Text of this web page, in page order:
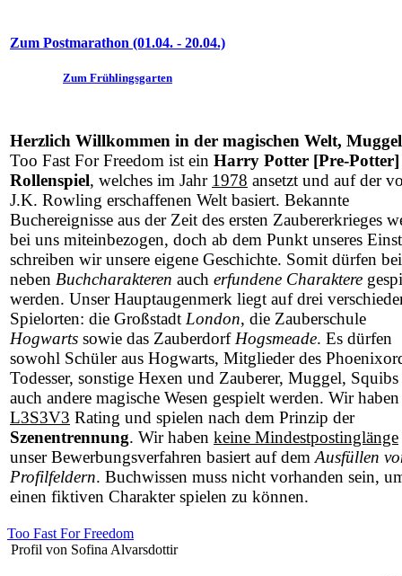
Zum Postmarathon (01.04. - 20.04.)
Zum Frühlingsgarten
Herzlich Willkommen in der magischen Welt, Muggel
Too Fast For Freedom ist ein Harry Potter [Pre-Potter]
Rollenspiel, welches im Jahr 1978 ansetzt und auf der
J.K. Rowling erschaffenen Welt basiert. Bekannte
Buchereignisse aus der Zeit des ersten Zaubererkrieges
bei uns miteinbezogen, doch ab dem Punkt unseres
schreiben wir unsere eigene Geschichte. Somit dürfen
neben Buchcharakteren auch erfundene Charaktere
werden. Unser Hauptaugenmerk liegt auf drei
Spielorten: die Großstadt London, die Zauberschule
Hogwarts sowie das Zauberdorf Hogsmeade. Es dürfen
sowohl Schüler aus Hogwarts, Mitglieder des
Todesser, sonstige Hexen und Zauberer, Muggel, Squibs
auch andere magische Wesen gespielt werden. Wir
L3S3V3 Rating und spielen nach dem Prinzip der
Szenentrennung. Wir haben keine Mindestpostinglänge
unser Bewerbungsverfahren basiert auf dem Ausfüllen
Profilfeldern. Buchwissen muss nicht vorhanden sein,
einen fiktiven Charakter spielen zu können.
Too Fast For Freedom
Profil von Sofina Alvarsdottir